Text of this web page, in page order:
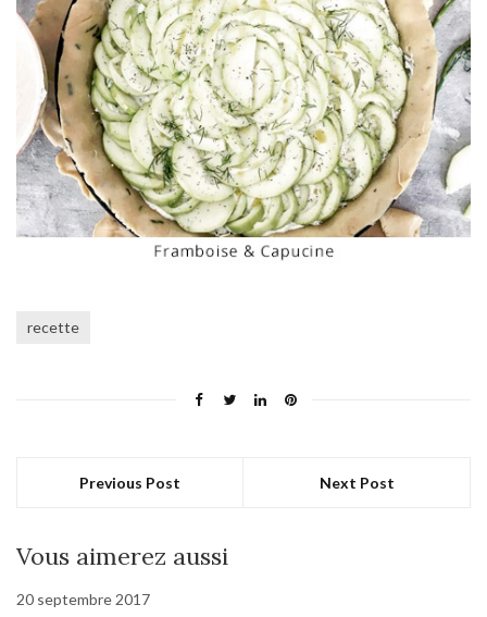
recette
Previous Post Next Post
Vous aimerez aussi
20 septembre 2017